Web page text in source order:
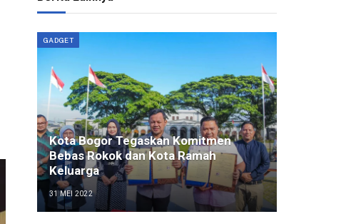
GADGET
Kota Bogor Tegaskan Komitmen
Bebas Rokok dan Kota Ramah
Keluarga
31 MEI 2022